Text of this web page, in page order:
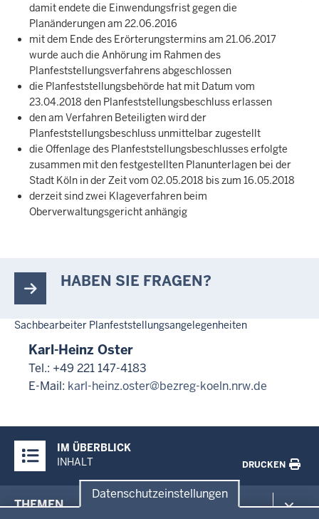
Datenschutzeinstellungen
damit endete die Einwendungsfrist gegen die
Planänderungen am 22.06.2016
mit dem Ende des Erörterungstermins am 21.06.2017
wurde auch die Anhörung im Rahmen des
Planfeststellungsverfahrens abgeschlossen
die Planfeststellungsbehörde hat mit Datum vom
23.04.2018 den Planfeststellungsbeschluss erlassen
den am Verfahren Beteiligten wird der
Planfeststellungsbeschluss unmittelbar zugestellt
die Offenlage des Planfeststellungsbeschlusses erfolgte
zusammen mit den festgestellten Planunterlagen bei der
Stadt Köln in der Zeit vom 02.05.2018 bis zum 16.05.2018
derzeit sind zwei Klageverfahren beim
Oberverwaltungsgericht anhängig
HABEN SIE FRAGEN?
Sachbearbeiter Planfeststellungsangelegenheiten
Karl-Heinz Oster
Tel.: +49 221 147-4183
E-Mail: karl-heinz.oster@bezreg-koeln.nrw.de
Inhalte
IM ÜBERBLICK
INHALT
DRUCKEN
in
THEMEN